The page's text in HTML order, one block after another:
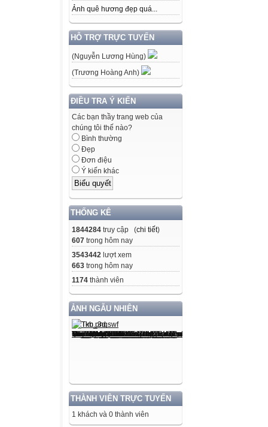
Ảnh quê hương đẹp quá...
HỖ TRỢ TRỰC TUYẾN
(Nguyễn Lương Hùng)
(Trương Hoàng Anh)
ĐIỀU TRA Ý KIẾN
Các bạn thầy trang web của
chúng tôi thế nào?
Bình thường
Đẹp
Đơn điệu
Ý kiến khác
THỐNG KÊ
1844284 truy cập (chi tiết)
607 trong hôm nay
3543442 lượt xem
663 trong hôm nay
1174 thành viên
ẢNH NGẪU NHIÊN
THÀNH VIÊN TRỰC TUYẾN
1 khách và 0 thành viên